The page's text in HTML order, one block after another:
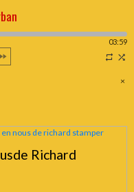
03:59
×
Richard